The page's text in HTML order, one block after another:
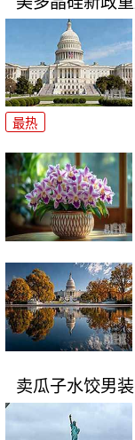
最热
卖瓜子水饺男